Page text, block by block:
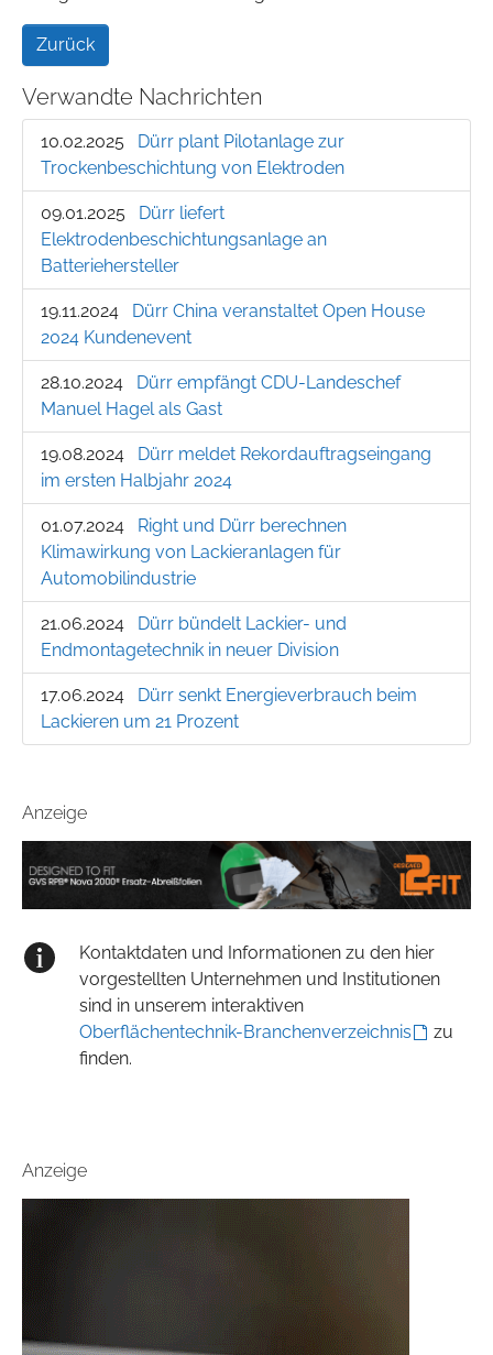
Zurück
Verwandte Nachrichten
10.02.2025
Dürr plant Pilotanlage zur
Trockenbeschichtung von Elektroden
09.01.2025
Dürr liefert
Elektrodenbeschichtungsanlage an
Batteriehersteller
19.11.2024
Dürr China veranstaltet Open House
2024 Kundenevent
28.10.2024
Dürr empfängt CDU-Landeschef
Manuel Hagel als Gast
19.08.2024
Dürr meldet Rekordauftragseingang
im ersten Halbjahr 2024
01.07.2024
Right und Dürr berechnen
Klimawirkung von Lackieranlagen für
Automobilindustrie
21.06.2024
Dürr bündelt Lackier- und
Endmontagetechnik in neuer Division
17.06.2024
Dürr senkt Energieverbrauch beim
Lackieren um 21 Prozent
Anzeige
Kontaktdaten und Informationen zu den hier
vorgestellten Unternehmen und Institutionen
sind in unserem interaktiven
Oberflächentechnik-Branchenverzeichnis
zu
finden.
Anzeige